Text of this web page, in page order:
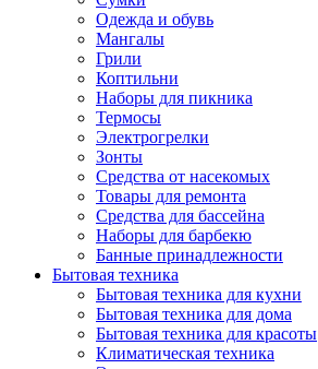
Одежда и обувь
Мангалы
Грили
Коптильни
Наборы для пикника
Термосы
Электрогрелки
Зонты
Средства от насекомых
Товары для ремонта
Средства для бассейна
Наборы для барбекю
Банные принадлежности
Бытовая техника
Бытовая техника для кухни
Бытовая техника для дома
Бытовая техника для красоты
Климатическая техника